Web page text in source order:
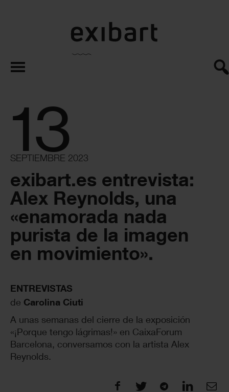
exibart.es
13
SEPTIEMBRE 2023
exibart.es entrevista:
Alex Reynolds, una
«enamorada nada
purista de la imagen
en movimiento».
ENTREVISTAS
de Carolina Ciuti
A unas semanas del cierre de la exposición
«¡Porque tengo lágrimas!» en CaixaForum
Barcelona, conversamos con la artista Alex
Reynolds.